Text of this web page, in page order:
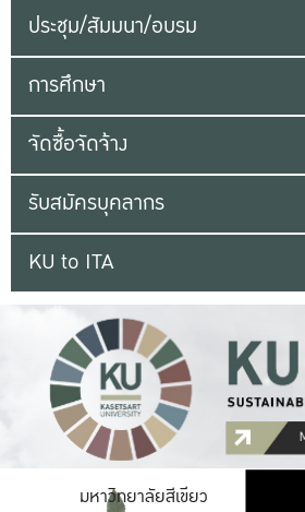
ประชุม/สัมมนา/อบรม
การศึกษา
จัดซื้อจัดจ้าง
รับสมัครบุคลากร
KU to ITA
มหาวิทยาลัยสีเขียว